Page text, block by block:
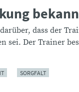
dass der
sei. Der Trainer
SORGFALT